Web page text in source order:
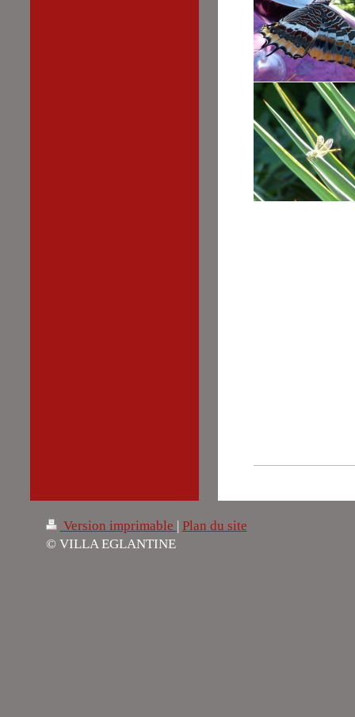
Version imprimable | Plan du site
© VILLA EGLANTINE